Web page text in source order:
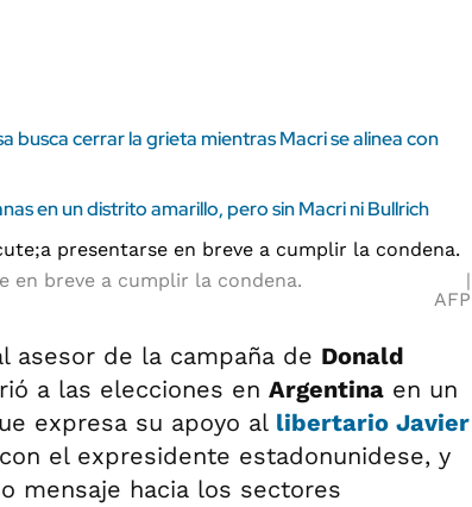
busca cerrar la grieta mientras Macri se alinea con
en un distrito amarillo, pero sin Macri ni Bullrich
en breve a cumplir la condena.
AFP
asesor de la campaña de Donald
a las elecciones en Argentina en un
expresa su apoyo al libertario Javier
el expresidente estadonunidese, y
mensaje hacia los sectores